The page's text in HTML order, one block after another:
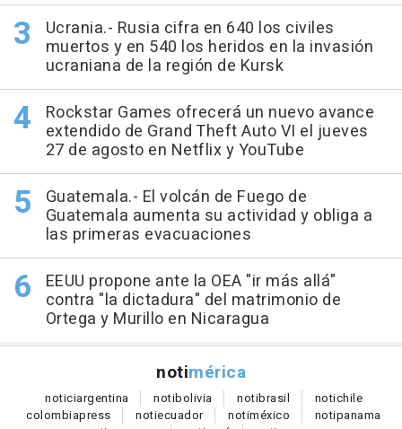
Ucrania.- Rusia cifra en 640 los civiles
muertos y en 540 los heridos en la invasión
ucraniana de la región de Kursk
Rockstar Games ofrecerá un nuevo avance
extendido de Grand Theft Auto VI el jueves
27 de agosto en Netflix y YouTube
Guatemala.- El volcán de Fuego de
Guatemala aumenta su actividad y obliga a
las primeras evacuaciones
EEUU propone ante la OEA "ir más allá"
contra "la dictadura" del matrimonio de
Ortega y Murillo en Nicaragua
notimérica
noticiargentina notibolivia notibrasil notichile
colombiapress notiecuador notiméxico notipanama